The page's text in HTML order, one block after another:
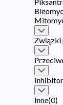
Związki
Inne(0)